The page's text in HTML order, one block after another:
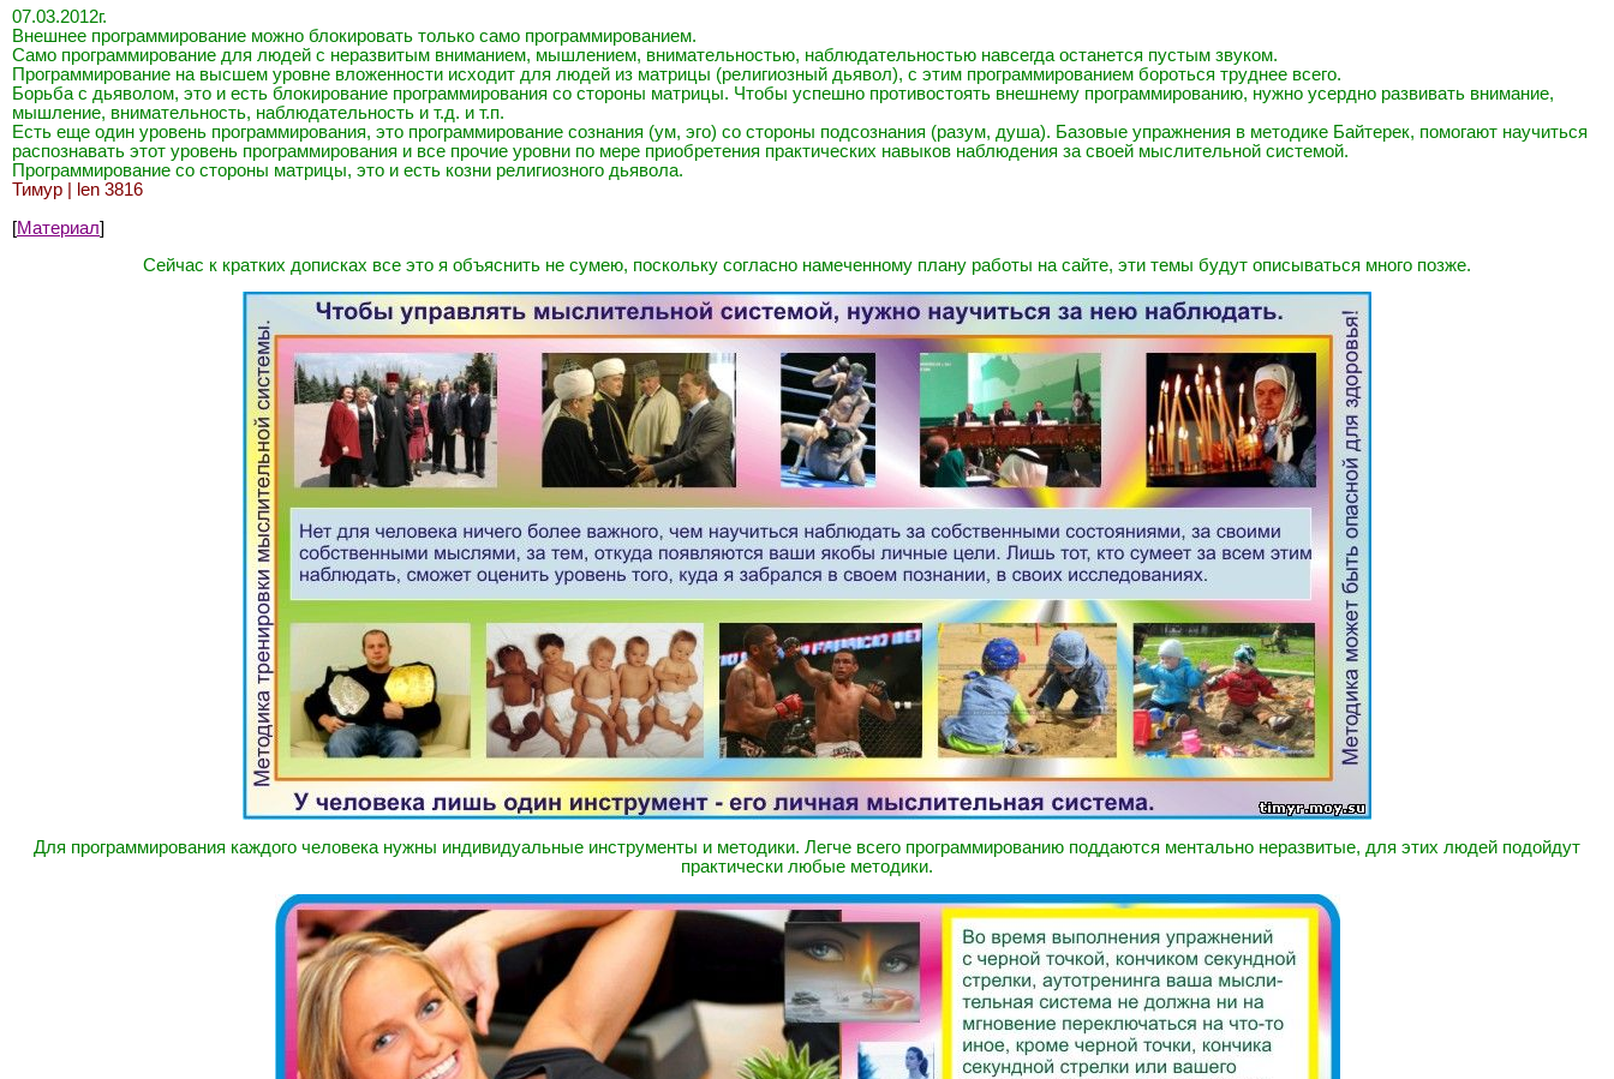
07.03.2012г.
Внешнее программирование можно блокировать только само программированием.
Само программирование для людей с неразвитым вниманием, мышлением, внимательностью, наблюдательностью навсегда останется пустым звуком.
Программирование на высшем уровне вложенности исходит для людей из матрицы (религиозный дьявол), с этим программированием бороться труднее всего.
Борьба с дьяволом, это и есть блокирование программирования со стороны матрицы. Чтобы успешно противостоять внешнему программированию, нужно усердно развивать внимание,
мышление, внимательность, наблюдательность и т.д. и т.п.
Есть еще один уровень программирования, это программирование сознания (ум, эго) со стороны подсознания (разум, душа). Базовые упражнения в методике Байтерек, помогают научиться
распознавать этот уровень программирования и все прочие уровни по мере приобретения практических навыков наблюдения за своей мыслительной системой.
Программирование со стороны матрицы, это и есть козни религиозного дьявола.
Тимур | len 3816
[Материал]
Сейчас к кратких дописках все это я объяснить не сумею, поскольку согласно намеченному плану работы на сайте, эти темы будут описываться много позже.
Для программирования каждого человека нужны индивидуальные инструменты и методики. Легче всего программированию поддаются ментально неразвитые, для этих людей подойдут
практически любые методики.